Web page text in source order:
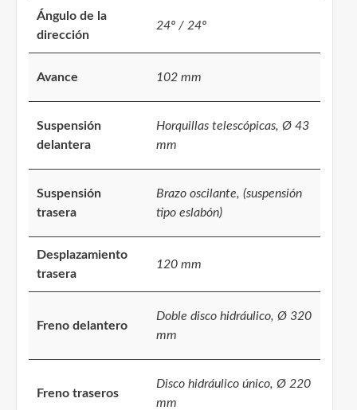
Ángulo de la
dirección
24º / 24º
Avance 102 mm
Suspensión
delantera
Horquillas telescópicas, Ø 43
mm
Suspensión
trasera
Brazo oscilante, (suspensión
tipo eslabón)
Desplazamiento
trasera
120 mm
Freno delantero
Doble disco hidráulico, Ø 320
mm
Freno traseros
Disco hidráulico único, Ø 220
mm